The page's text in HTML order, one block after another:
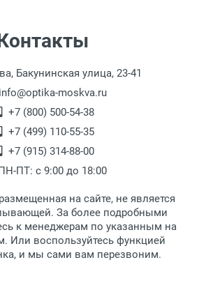
Бакунинская улица, 23-41
info@optika-moskva.ru
+7 (800) 500-54-38
+7 (499) 110-55-35
+7 (915) 314-88-00
ПТ: с 9:00 до 18:00
на сайте, не является
За более подробными
к менеджерам по указанным на
Или воспользуйтесь функцией
и мы сами вам перезвоним.